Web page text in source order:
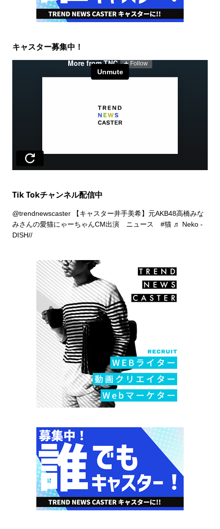
キャスター募集中！
Tik Tokチャンネル配信中
@trendnewscaster【キャスター井手美希】元AKB48高橋みな
みさんの愛猫にゃーちゃんCM出演 ニュース #猫 ♬ Neko -
DISH//